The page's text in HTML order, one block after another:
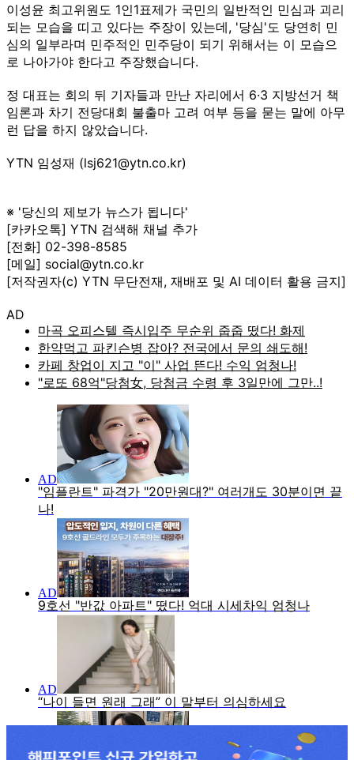
이성윤 최고위원도 1인1표제가 국민의 일반적인 민심과 괴리
되는 모습을 띠고 있다는 주장이 있는데, '당심'도 당연히 민
심의 일부라며 민주적인 민주당이 되기 위해서는 이 모습으
로 나아가야 한다고 주장했습니다.
정 대표는 회의 뒤 기자들과 만난 자리에서 6·3 지방선거 책
임론과 차기 전당대회 불출마 고려 여부 등을 묻는 말에 아무
런 답을 하지 않았습니다.
YTN 임성재 (lsj621@ytn.co.kr)
※ '당신의 제보가 뉴스가 됩니다'
[카카오톡] YTN 검색해 채널 추가
[전화] 02-398-8585
[메일] social@ytn.co.kr
[저작권자(c) YTN 무단전재, 재배포 및 AI 데이터 활용 금지]
AD